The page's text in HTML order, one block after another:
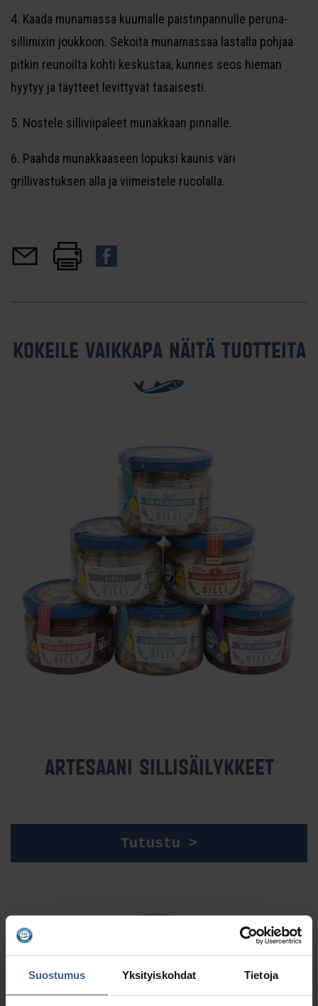
Suostumus Yksityiskohdat Tietoja
4. Kaada munamassa kuumalle paistinpannulle peruna-
sillimixin joukkoon. Sekoita munamassaa lastalla pohjaa
pitkin reunoilta kohti keskustaa, kunnes seos hieman
hyytyy ja täytteet levittyvät tasaisesti.
5. Nostele silliviipaleet munakkaan pinnalle.
6. Paahda munakkaaseen lopuksi kaunis väri
grillivastuksen alla ja viimeistele rucolalla.
KOKEILE VAIKKAPA NÄITÄ TUOTTEITA
AR­TE­SAA­NI SIL­LI­SÄI­LYK­KEET
Tutustu >